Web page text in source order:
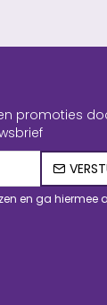
promoties
en ga hiermee